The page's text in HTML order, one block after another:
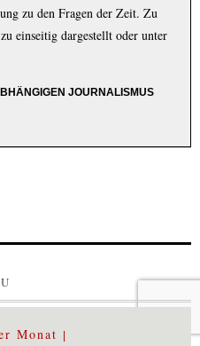
zu den Fragen der Zeit. Zu
einseitig dargestellt oder unter
JOURNALISMUS
Monat